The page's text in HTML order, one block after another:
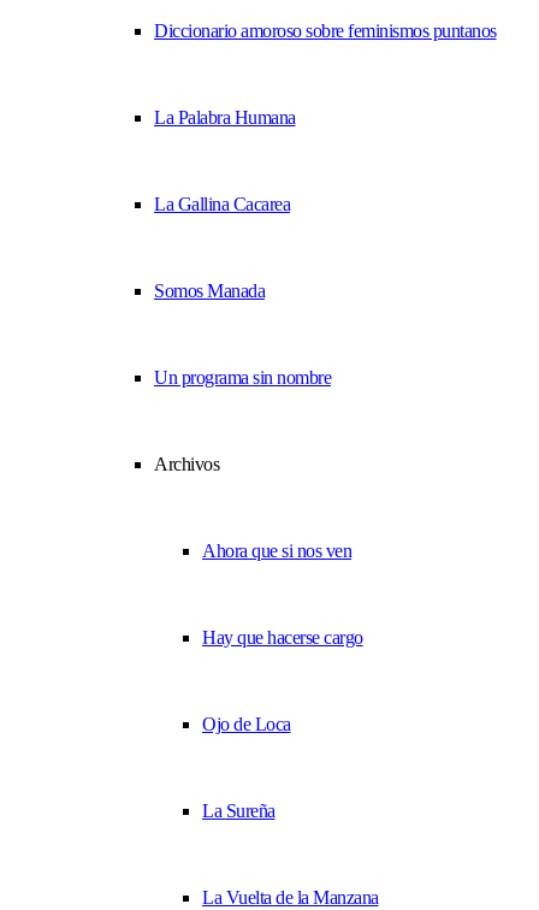
Diccionario amoroso sobre feminismos puntanos
La Palabra Humana
La Gallina Cacarea
Somos Manada
Un programa sin nombre
Archivos
Ahora que si nos ven
Hay que hacerse cargo
Ojo de Loca
La Sureña
La Vuelta de la Manzana